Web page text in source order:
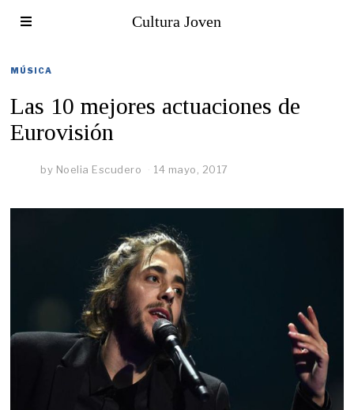
Cultura Joven
MÚSICA
Las 10 mejores actuaciones de
Eurovisión
by Noelia Escudero 14 mayo, 2017